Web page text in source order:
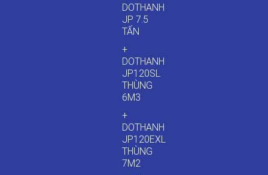
DOTHANH
JP 7.5
TẤN
+
DOTHANH
JP120SL
THÙNG
6M3
+
DOTHANH
JP120EXL
THÙNG
7M2